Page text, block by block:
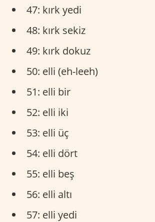
47: kırk yedi
48: kırk sekiz
49: kırk dokuz
50: elli (eh-leeh)
51: elli bir
52: elli iki
53: elli üç
54: elli dört
55: elli beş
56: elli altı
57: elli yedi